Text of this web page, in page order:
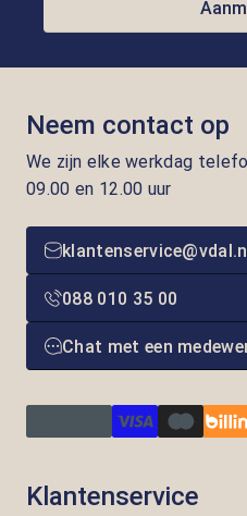
Neem contact op
We zijn elke werkdag
09.00 en 12.00 uur
088 010 35 00
Chat met een
Klantenservice